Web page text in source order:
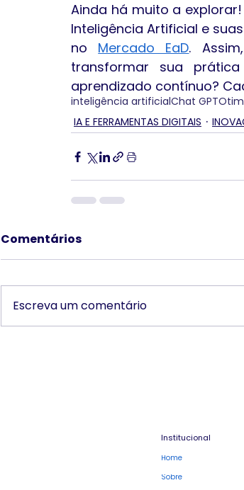
Ainda há muito a
Inteligência Artificial e
no Mercado EaD.
transformar sua
aprendizado contínuo?
inteligência artificialChat GPT
IA E FERRAMENTAS DIGITAIS
Comentários
Escreva um comentário
Institucional
Home
Sobre